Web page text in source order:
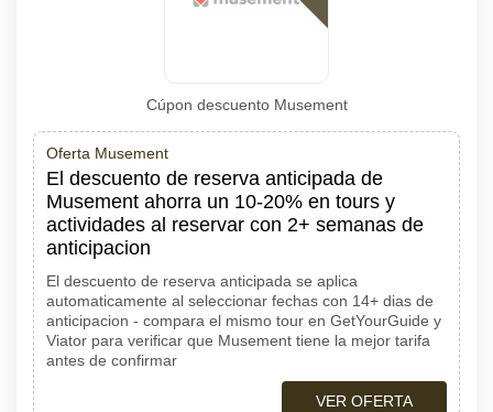
Cúpon descuento Musement
Oferta Musement
El descuento de reserva anticipada de
Musement ahorra un 10-20% en tours y
actividades al reservar con 2+ semanas de
anticipacion
El descuento de reserva anticipada se aplica
automaticamente al seleccionar fechas con 14+ dias de
anticipacion - compara el mismo tour en GetYourGuide y
Viator para verificar que Musement tiene la mejor tarifa
antes de confirmar
VER OFERTA